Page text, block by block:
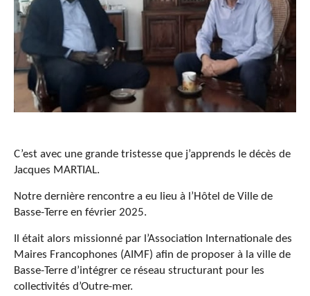
C’est avec une grande tristesse que j’apprends le décès de
Jacques MARTIAL.
Notre dernière rencontre a eu lieu à l’Hôtel de Ville de
Basse-Terre en février 2025.
Il était alors missionné par l’Association Internationale des
Maires Francophones (AIMF) afin de proposer à la ville de
Basse-Terre d’intégrer ce réseau structurant pour les
collectivités d’Outre-mer.